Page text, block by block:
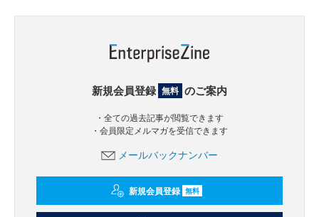
新規会員登録 無料 のご案内
・全ての過去記事が閲覧できます
・会員限定メルマガを受信できます
メールバックナンバー
新規会員登録 無料